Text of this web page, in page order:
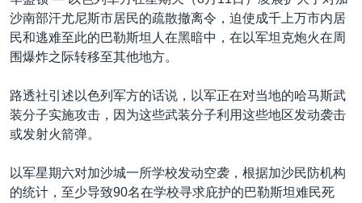
台海两岸关系
南中国海争端
关注新疆
GEN Z 看美国
其他语言网站
沙南部汗尤尼斯市居民的疏散撤离令，迫使成千上万市内居
民和逃难至此的巴勒斯坦人在黑暗中，在以军坦克炮火在周
围爆炸之际转移至其他地方。
路透社引述以色列军方的话说，以军正在对当地的哈马斯武
装分子实施攻击，因为这些武装分子利用这些地区发动袭击
或发射火箭弹。
以军星期六对加沙城一所学校发动空袭，根据加沙民防机构
的统计，至少导致90名在学校寻求庇护的巴勒斯坦难民死